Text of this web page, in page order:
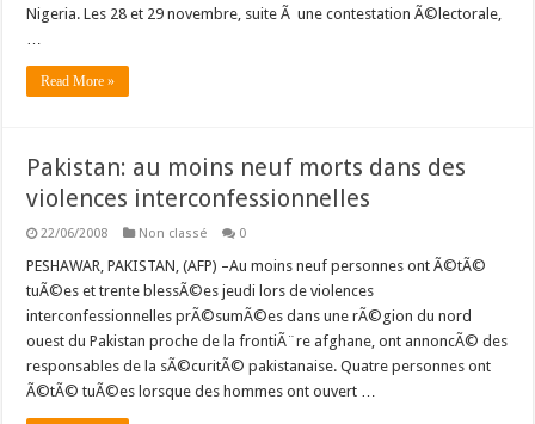
Nigeria. Les 28 et 29 novembre, suite Ã une contestation Ã©lectorale,
…
Read More »
Pakistan: au moins neuf morts dans des
violences interconfessionnelles
22/06/2008 Non classé 0
PESHAWAR, PAKISTAN, (AFP) –Au moins neuf personnes ont Ã©tÃ©
tuÃ©es et trente blessÃ©es jeudi lors de violences
interconfessionnelles prÃ©sumÃ©es dans une rÃ©gion du nord
ouest du Pakistan proche de la frontiÃ¨re afghane, ont annoncÃ© des
responsables de la sÃ©curitÃ© pakistanaise. Quatre personnes ont
Ã©tÃ© tuÃ©es lorsque des hommes ont ouvert …